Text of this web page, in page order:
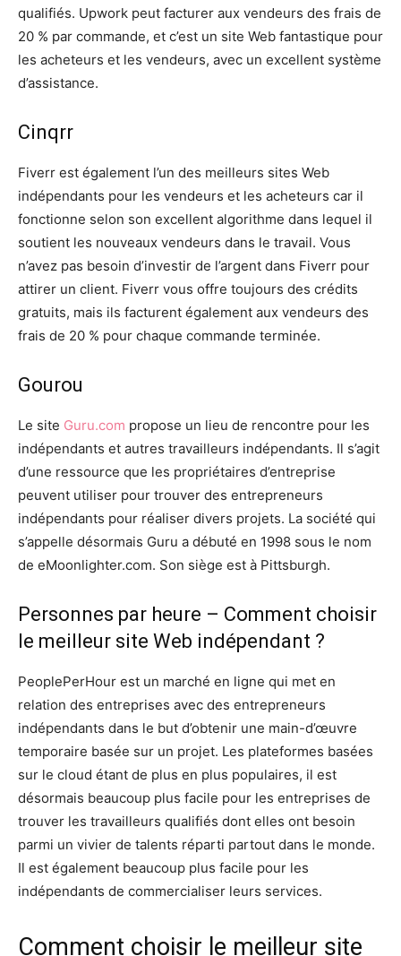
qualifiés. Upwork peut facturer aux vendeurs des frais de
20 % par commande, et c’est un site Web fantastique pour
les acheteurs et les vendeurs, avec un excellent système
d’assistance.
Cinqrr
Fiverr est également l’un des meilleurs sites Web
indépendants pour les vendeurs et les acheteurs car il
fonctionne selon son excellent algorithme dans lequel il
soutient les nouveaux vendeurs dans le travail. Vous
n’avez pas besoin d’investir de l’argent dans Fiverr pour
attirer un client. Fiverr vous offre toujours des crédits
gratuits, mais ils facturent également aux vendeurs des
frais de 20 % pour chaque commande terminée.
Gourou
Le site Guru.com propose un lieu de rencontre pour les
indépendants et autres travailleurs indépendants. Il s’agit
d’une ressource que les propriétaires d’entreprise
peuvent utiliser pour trouver des entrepreneurs
indépendants pour réaliser divers projets. La société qui
s’appelle désormais Guru a débuté en 1998 sous le nom
de eMoonlighter.com. Son siège est à Pittsburgh.
Personnes par heure – Comment choisir
le meilleur site Web indépendant ?
PeoplePerHour est un marché en ligne qui met en
relation des entreprises avec des entrepreneurs
indépendants dans le but d’obtenir une main-d’œuvre
temporaire basée sur un projet. Les plateformes basées
sur le cloud étant de plus en plus populaires, il est
désormais beaucoup plus facile pour les entreprises de
trouver les travailleurs qualifiés dont elles ont besoin
parmi un vivier de talents réparti partout dans le monde.
Il est également beaucoup plus facile pour les
indépendants de commercialiser leurs services.
Comment choisir le meilleur site